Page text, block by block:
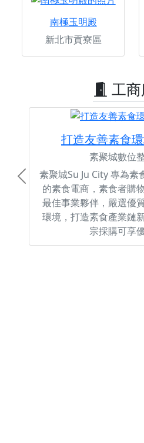
南極玉明殿
新北市貢寮區
工
打造友善素食
素聚城數位
素聚城Su Ju City 專為素
的素食電商，素食者購
最佳事業夥伴，嚴選優
環境，打造素食產業鏈
宗採購可享
Previous